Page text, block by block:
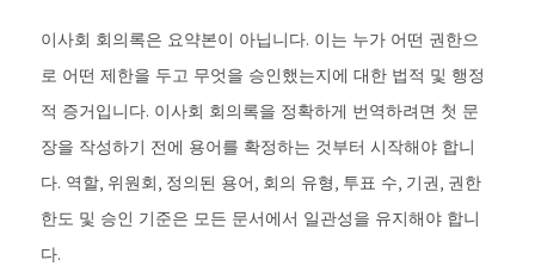
이사회 회의록은 요약본이 아닙니다. 이는 누가 어떤 권한으
로 어떤 제한을 두고 무엇을 승인했는지에 대한 법적 및 행정
적 증거입니다. 이사회 회의록을 정확하게 번역하려면 첫 문
장을 작성하기 전에 용어를 확정하는 것부터 시작해야 합니
다. 역할, 위원회, 정의된 용어, 회의 유형, 투표 수, 기권, 권한
한도 및 승인 기준은 모든 문서에서 일관성을 유지해야 합니
다.